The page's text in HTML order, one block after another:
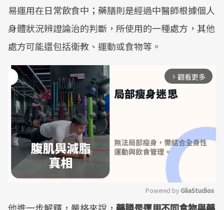
易運用在日常飲食中；藥膳則是經過中醫師根據個人
身體狀況辨證論治的判斷，所使用的一種處方，其他
處方可能還包括衛教、運動或食物等。
arrow_forward_ios 觀看更多
Powered by GliaStudios